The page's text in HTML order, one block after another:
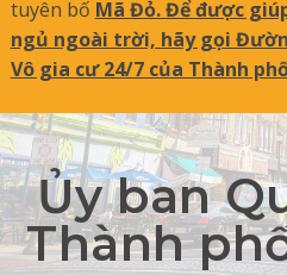
tuyên bố Mã Đỏ. Để được
ngủ ngoài trời, hãy gọi
Vô gia cư 24/7 của Thành
Ủy ban
Thành